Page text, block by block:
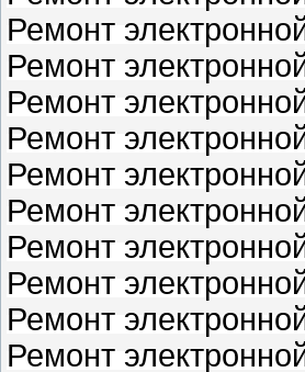
Ремонт
Ремонт
Ремонт
Ремонт
Ремонт
Ремонт
Ремонт
Ремонт
Ремонт
Ремонт